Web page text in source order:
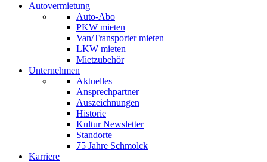
Autovermietung
Auto-Abo
PKW mieten
Van/Transporter mieten
LKW mieten
Mietzubehör
Unternehmen
Aktuelles
Ansprechpartner
Auszeichnungen
Historie
Kultur Newsletter
Standorte
75 Jahre Schmolck
Karriere